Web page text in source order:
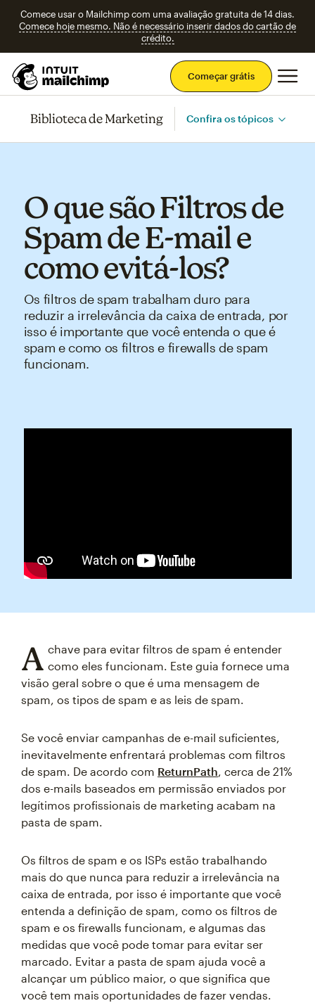
Comece usar o Mailchimp com uma avaliação gratuita de 14 dias.
Comece hoje mesmo. Não é necessário inserir dados do cartão de
crédito.
Começar grátis
Biblioteca de Marketing Confira os tópicos
O que são Filtros de
Spam de E-mail e
como evitá-los?
Os filtros de spam trabalham duro para
reduzir a irrelevância da caixa de entrada, por
isso é importante que você entenda o que é
spam e como os filtros e firewalls de spam
funcionam.
A chave para evitar filtros de spam é entender
como eles funcionam. Este guia fornece uma
visão geral sobre o que é uma mensagem de
spam, os tipos de spam e as leis de spam.
Se você enviar campanhas de e-mail suficientes,
inevitavelmente enfrentará problemas com filtros
de spam. De acordo com ReturnPath, cerca de 21%
dos e-mails baseados em permissão enviados por
legítimos profissionais de marketing acabam na
pasta de spam.
Os filtros de spam e os ISPs estão trabalhando
mais do que nunca para reduzir a irrelevância na
caixa de entrada, por isso é importante que você
entenda a definição de spam, como os filtros de
spam e os firewalls funcionam, e algumas das
medidas que você pode tomar para evitar ser
marcado. Evitar a pasta de spam ajuda você a
alcançar um público maior, o que significa que
você tem mais oportunidades de fazer vendas.